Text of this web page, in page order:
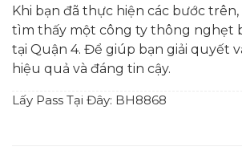
Khi bạn đã thực hiện các bước trên,
tìm thấy một công ty thông nghẹt
tại Quận 4. Để giúp bạn giải quyết
hiệu quả và đáng tin cậy.
Lấy Pass Tại Đây: BH8868